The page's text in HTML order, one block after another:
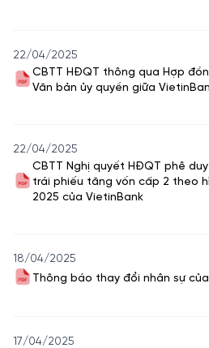
22/04/2025
CBTT HĐQT thông qua Hợp
Văn bản ủy quyền giữa
22/04/2025
CBTT Nghị quyết HĐQT phê
trái phiếu tăng vốn cấp 2 theo
2025 của VietinBank
18/04/2025
Thông báo thay đổi nhân sự
17/04/2025